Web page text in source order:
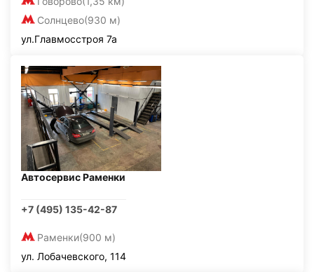
Солнцево(930 м)
ул.Главмосстроя 7а
Автосервис Раменки
+7 (495) 135-42-87
Раменки(900 м)
ул. Лобачевского, 114